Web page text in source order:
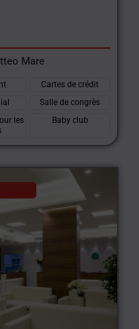
Mare
Cartes de crédit
Salle de congrès
les
Baby club